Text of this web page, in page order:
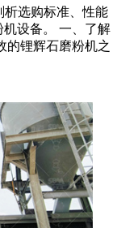
析选购标准、性能
设备。 一、了解
的锂辉石磨粉机之